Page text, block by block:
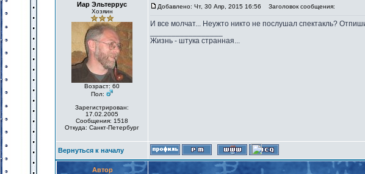
Иар Эльтеррус
Хозяин
Возраст: 60
Пол:
Зарегистрирован:
17.02.2005
Сообщения: 1518
Откуда: Санкт-Петербург
Добавлено: Чт, 30 Апр, 2015 16:56 Заголовок сообщения:
И все молчат... Неужто никто не послушал спектакль?
Жизнь - штука странная...
Вернуться к началу
Автор